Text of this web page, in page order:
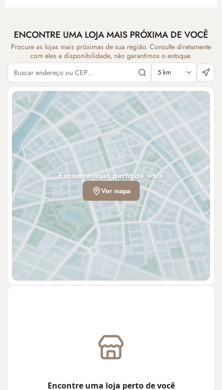
ENCONTRE UMA LOJA MAIS PRÓXIMA DE VOCÊ
Procure as lojas mais próximas de sua região. Consulte diretamente
com eles a disponibilidade, não garantimos o estoque.
Encontre uma loja perto de você
Encontre lojas perto de você
Ver mapa